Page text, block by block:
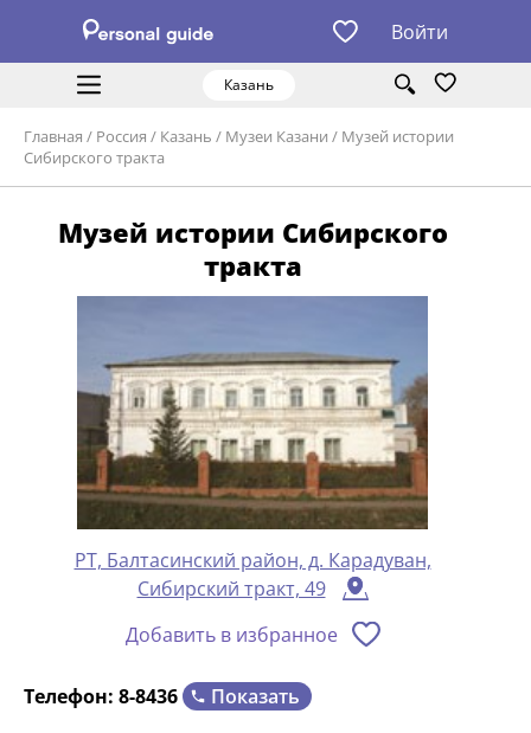
Войти
Казань
Главная / Россия / Казань / Музеи Казани / Музей истории
Сибирского тракта
Музей истории Сибирского
тракта
РТ, Балтасинский район, д. Карадуван,
Сибирский тракт, 49
Добавить в избранное
Телефон: 8-8436 Показать